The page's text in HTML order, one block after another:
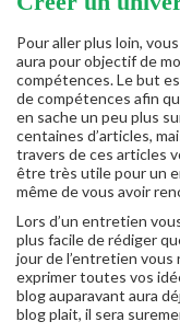
Pour aller plus loin,
aura pour objectif de
compétences. Le but
de compétences afin
en sache un peu plus
centaines d’articles,
travers de ces articles
être très utile pour un
même de vous avoir
Lors d’un entretien
plus facile de rédiger
jour de l’entretien vous
exprimer toutes vos
blog auparavant aura
blog plait, il sera